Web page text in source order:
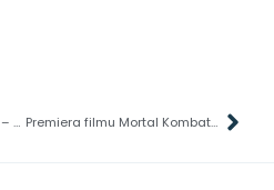
Disney zapowiada „Hexed” – nową magiczną przygodę Premiera filmu Mortal Kombat II przesunięta na maj 2026 roku